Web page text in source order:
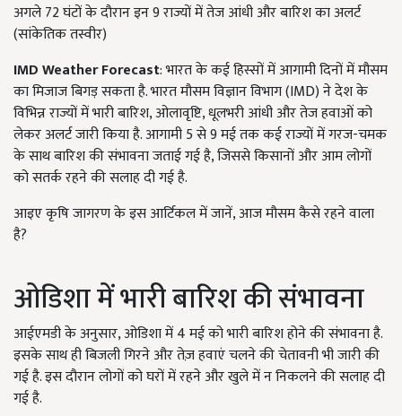
अगले 72 घंटों के दौरान इन 9 राज्यों में तेज आंधी और बारिश का अलर्ट
(सांकेतिक तस्वीर)
IMD Weather Forecast: भारत के कई हिस्सों में आगामी दिनों में मौसम
का मिजाज बिगड़ सकता है. भारत मौसम विज्ञान विभाग (IMD) ने देश के
विभिन्न राज्यों में भारी बारिश, ओलावृष्टि, धूलभरी आंधी और तेज हवाओं को
लेकर अलर्ट जारी किया है. आगामी 5 से 9 मई तक कई राज्यों में गरज-चमक
के साथ बारिश की संभावना जताई गई है, जिससे किसानों और आम लोगों
को सतर्क रहने की सलाह दी गई है.
आइए कृषि जागरण के इस आर्टिकल में जानें, आज मौसम कैसे रहने वाला
है?
ओडिशा में भारी बारिश की संभावना
आईएमडी के अनुसार, ओडिशा में 4 मई को भारी बारिश होने की संभावना है.
इसके साथ ही बिजली गिरने और तेज़ हवाएं चलने की चेतावनी भी जारी की
गई है. इस दौरान लोगों को घरों में रहने और खुले में न निकलने की सलाह दी
गई है.